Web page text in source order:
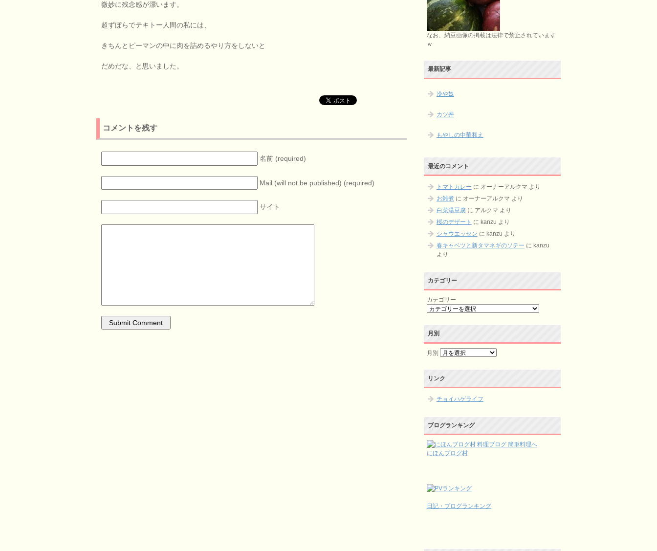
微妙に残念感が漂います。
超ずぼらでテキトー人間の私には、
きちんとピーマンの中に肉を詰めるやり方をしないと
だめだな、と思いました。
コメントを残す
名前 (required)
Mail (will not be published) (required)
サイト
なお、納豆画像の掲載は法律で禁止されています
ｗ
最新記事
冷や奴
カツ丼
もやしの中華和え
最近のコメント
トマトカレー に オーナーアルクマ より
お雑煮に オーナーアルクマ より
白菜湯豆腐に アルクマ より
桜のデザート に kanzu より
シャウエッセン に kanzu より
春キャベツと新タマネギのソテー に kanzu
より
カテゴリー
カテゴリー
月別
月別
リンク
チョイハゲライフ
ブログランキング
にほんブログ村
日記・ブログランキング